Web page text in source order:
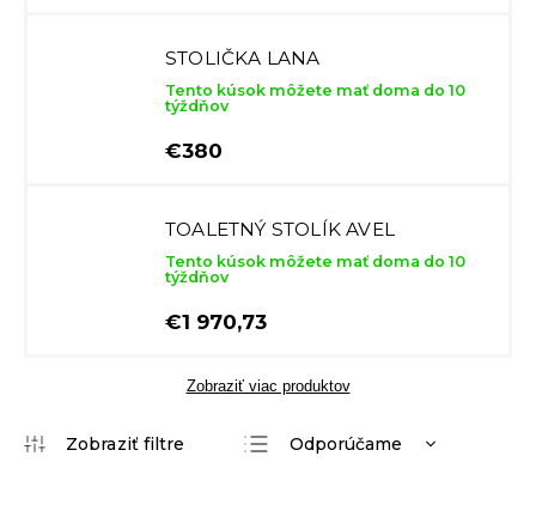
STOLIČKA LANA
Tento kúsok môžete mať doma do 10
týždňov
€380
TOALETNÝ STOLÍK AVEL
Tento kúsok môžete mať doma do 10
týždňov
€1 970,73
Zobraziť viac produktov
Odporúčame